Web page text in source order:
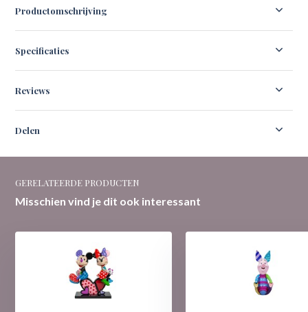
Productomschrijving
Specificaties
Reviews
Delen
GERELATEERDE PRODUCTEN
Misschien vind je dit ook interessant